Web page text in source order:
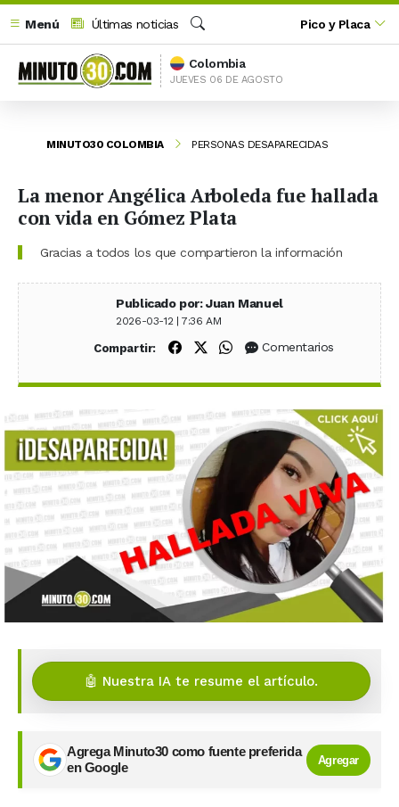
Menú
Últimas noticias
Buscar
Pico y Placa
Colombia
JUEVES 06 DE AGOSTO
MINUTO30 COLOMBIA PERSONAS DESAPARECIDAS
La menor Angélica Arboleda fue hallada
con vida en Gómez Plata
Gracias a todos los que compartieron la información
Publicado por: Juan Manuel
2026-03-12 | 7:36 AM
Compartir: Compartir en Facebook
Compartir en X (Twitter)
Compartir en WhatsApp
Comentarios
🤖 Nuestra IA te resume el artículo.
Agrega Minuto30 como fuente preferida
en Google
Agregar